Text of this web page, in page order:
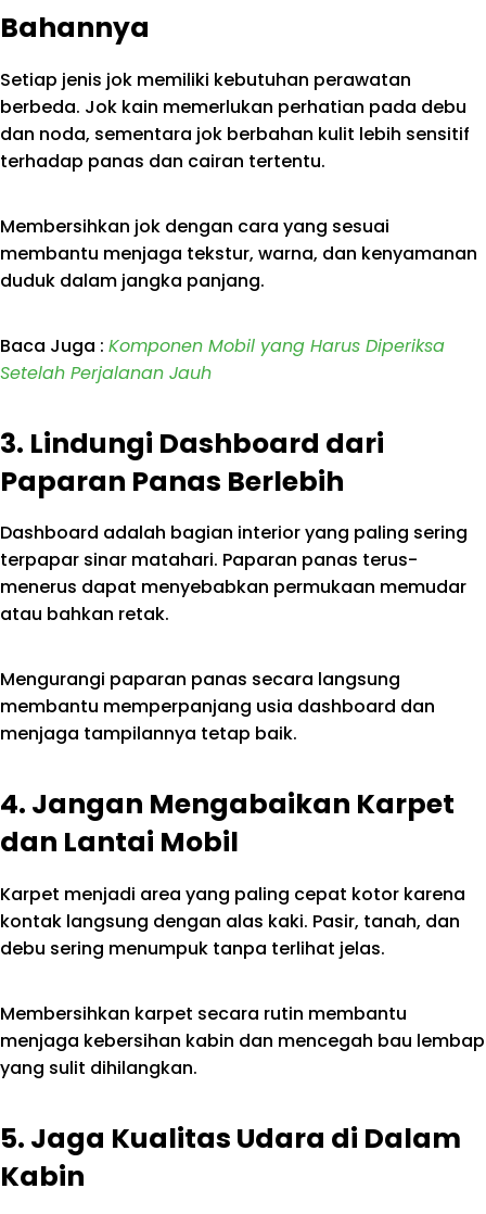
Bahannya
Setiap jenis jok memiliki kebutuhan perawatan
berbeda. Jok kain memerlukan perhatian pada debu
dan noda, sementara jok berbahan kulit lebih sensitif
terhadap panas dan cairan tertentu.
Membersihkan jok dengan cara yang sesuai
membantu menjaga tekstur, warna, dan kenyamanan
duduk dalam jangka panjang.
Baca Juga : Komponen Mobil yang Harus Diperiksa
Setelah Perjalanan Jauh
3. Lindungi Dashboard dari
Paparan Panas Berlebih
Dashboard adalah bagian interior yang paling sering
terpapar sinar matahari. Paparan panas terus-
menerus dapat menyebabkan permukaan memudar
atau bahkan retak.
Mengurangi paparan panas secara langsung
membantu memperpanjang usia dashboard dan
menjaga tampilannya tetap baik.
4. Jangan Mengabaikan Karpet
dan Lantai Mobil
Karpet menjadi area yang paling cepat kotor karena
kontak langsung dengan alas kaki. Pasir, tanah, dan
debu sering menumpuk tanpa terlihat jelas.
Membersihkan karpet secara rutin membantu
menjaga kebersihan kabin dan mencegah bau lembap
yang sulit dihilangkan.
5. Jaga Kualitas Udara di Dalam
Kabin